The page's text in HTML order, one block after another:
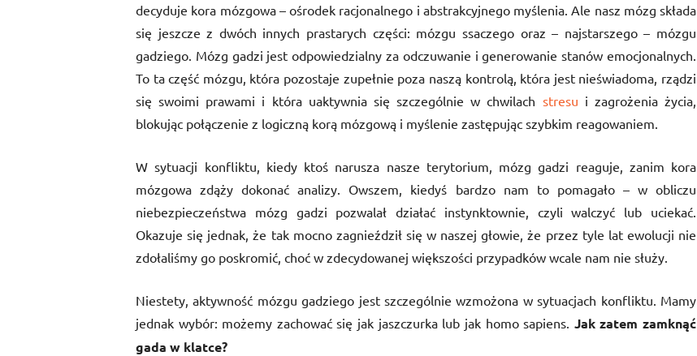
decyduje kora mózgowa – ośrodek racjonalnego i abstrakcyjnego myślenia. Ale nasz mózg składa
się jeszcze z dwóch innych prastarych części: mózgu ssaczego oraz – najstarszego – mózgu
gadziego. Mózg gadzi jest odpowiedzialny za odczuwanie i generowanie stanów emocjonalnych.
To ta część mózgu, która pozostaje zupełnie poza naszą kontrolą, która jest nieświadoma, rządzi
się swoimi prawami i która uaktywnia się szczególnie w chwilach stresu i zagrożenia życia,
blokując połączenie z logiczną korą mózgową i myślenie zastępując szybkim reagowaniem.
W sytuacji konfliktu, kiedy ktoś narusza nasze terytorium, mózg gadzi reaguje, zanim kora
mózgowa zdąży dokonać analizy. Owszem, kiedyś bardzo nam to pomagało – w obliczu
niebezpieczeństwa mózg gadzi pozwalał działać instynktownie, czyli walczyć lub uciekać.
Okazuje się jednak, że tak mocno zagnieździł się w naszej głowie, że przez tyle lat ewolucji nie
zdołaliśmy go poskromić, choć w zdecydowanej większości przypadków wcale nam nie służy.
Niestety, aktywność mózgu gadziego jest szczególnie wzmożona w sytuacjach konfliktu. Mamy
jednak wybór: możemy zachować się jak jaszczurka lub jak homo sapiens. Jak zatem zamknąć
gada w klatce?